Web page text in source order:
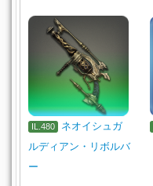
IL.480
ネオイシュガ
ルディアン・リボルバ
ー